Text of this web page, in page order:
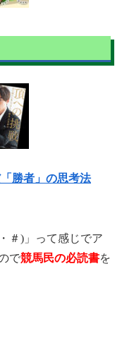
勝者」の思考法
＃)」って感じでア
で競馬民の必読書を